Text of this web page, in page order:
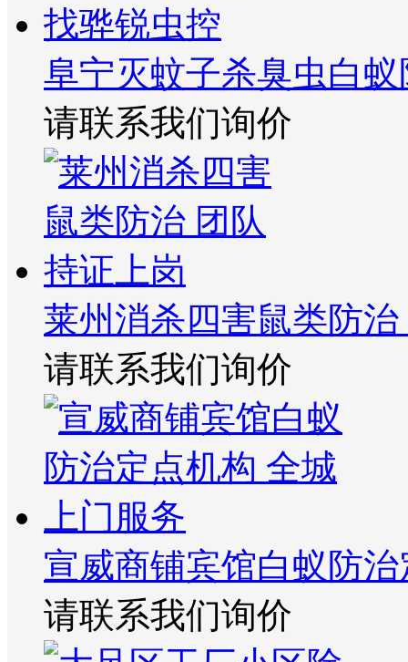
阜宁灭蚊子杀臭虫白
请联系我们询价
莱州消杀四害鼠类防
请联系我们询价
宣威商铺宾馆白蚁防
请联系我们询价